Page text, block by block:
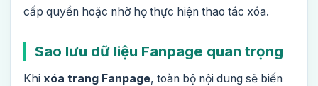
cấp quyền hoặc nhờ họ thực hiện thao tác xóa.
Sao lưu dữ liệu Fanpage quan trọng
Khi xóa trang Fanpage, toàn bộ nội dung sẽ biến